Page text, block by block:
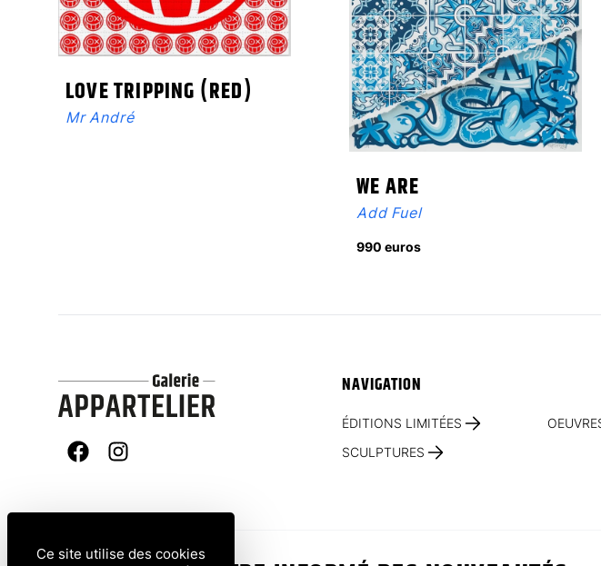
LOVE TRIPPING (RED)
Mr André
WE ARE
Add Fuel
990 euros
FacebookInstagram
NAVIGATION
ÉDITIONS LIMITÉES
SCULPTURES
Ce site utilise des cookies